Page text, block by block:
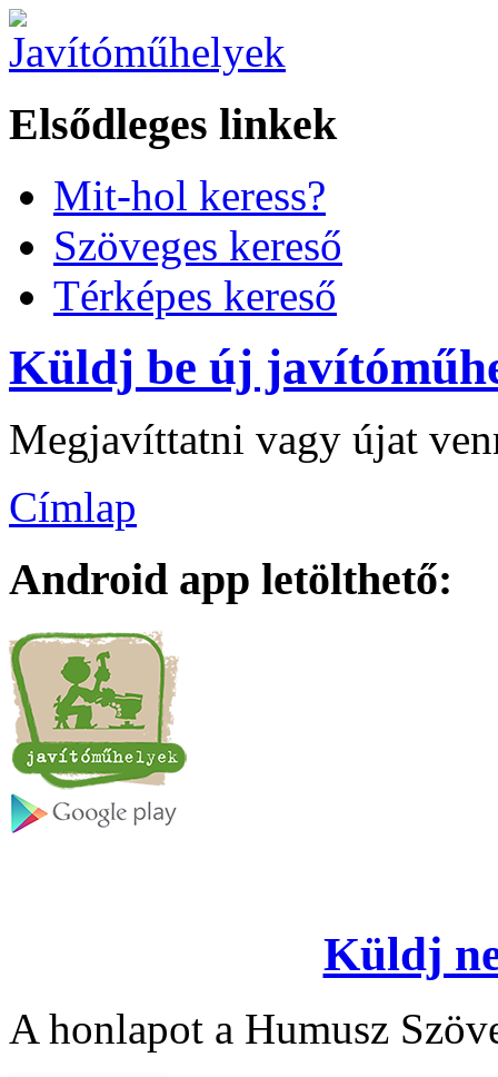
Elsődleges linkek
Mit-hol keress?
Szöveges kereső
Térképes kereső
Küldj be új
Megjavíttatni vagy újat
Címlap
Android app letölthető:
Küldj
A honlapot a Humusz